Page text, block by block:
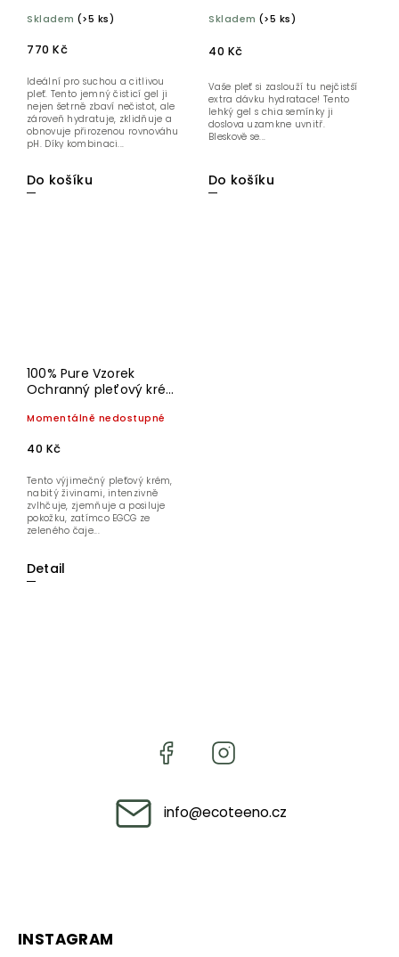
Skladem (>5 ks)
770 Kč
Do košíku
Ideální pro suchou a citlivou
pleť. Tento jemný čisticí gel ji
nejen šetrně zbaví nečistot, ale
zároveň hydratuje, zklidňuje a
obnovuje přirozenou rovnováhu
pH. Díky kombinaci...
Skladem (>5 ks)
40 Kč
Do košíku
Vaše pleť si zaslouží tu nejčistší
extra dávku hydratace! Tento
lehký gel s chia semínky ji
doslova uzamkne uvnitř.
Bleskově se...
100% Pure Vzorek
Ochranný pleťový krém
Momentálně nedostupné
40 Kč
Detail
Tento výjimečný pleťový krém,
nabitý živinami, intenzivně
zvlhčuje, zjemňuje a posiluje
pokožku, zatímco EGCG ze
zeleného čaje...
info@ecoteeno.cz
INSTAGRAM